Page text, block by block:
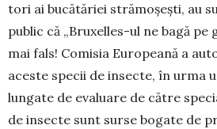
tori ai bucătăriei stră­mo­șești, au
public că „Bru­xelles-ul ne bagă pe
mai fals! Co­misia Eu­ro­pea­nă a
aceste spe­cii de in­sec­te, în ur­ma
lungate de eva­luare de către
de in­secte sunt surse bogate de